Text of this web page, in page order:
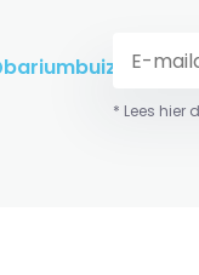
* Lees hier